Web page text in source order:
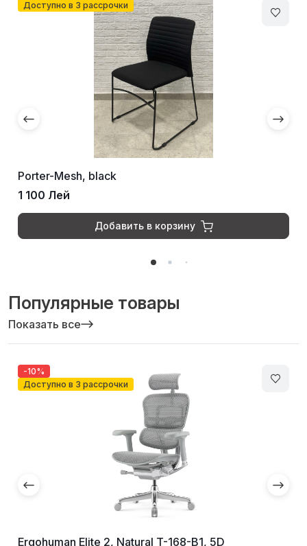
Доступно в 3 рассрочки
Porter-Mesh, black
1 100 Лей
Добавить в корзину
Популярные товары
Показать все
-10%
Доступно в 3 рассрочки
Ergohuman Elite 2, Natural T-168-B1, 5D